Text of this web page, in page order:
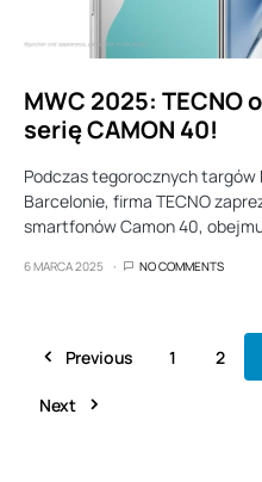
MWC 2025:
serię CAMON 40!
Podczas tegorocznych targów
Barcelonie, firma TECNO
smartfonów Camon 40,
6 MARCA 2025 NO COMMENTS
Previous 1 2
Next